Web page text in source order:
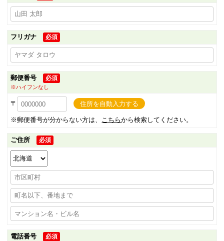
フリガナ 必須
郵便番号
必須
※ハイフンなし
〒 住所を自動入力する
※郵便番号が分からない方は、 こちらから検索してください。
ご住所 必須
電話番号
必須